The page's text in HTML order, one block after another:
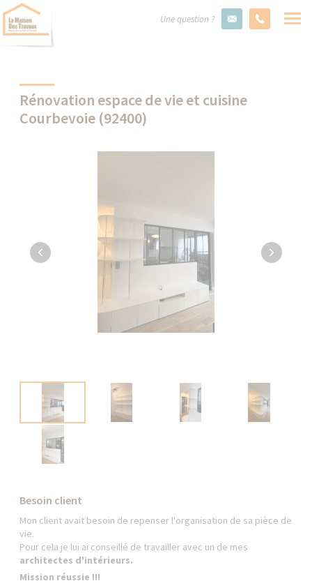
Une question ?
Rénovation espace de vie et cuisine
Courbevoie (92400)
Besoin client
Mon client avait besoin de repenser l'organisation de sa pièce de
vie.
Pour cela je lui ai conseillé de travailler avec un de mes
architectes d'intérieurs.
Mission réussie !!!